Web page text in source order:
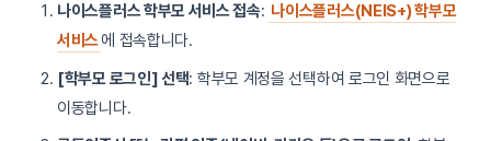
나이스플러스 학부모 서비스 접속: 나이스플러스(NEIS+) 학부모
서비스에 접속합니다.
[학부모 로그인] 선택: 학부모 계정을 선택하여 로그인 화면으로
이동합니다.